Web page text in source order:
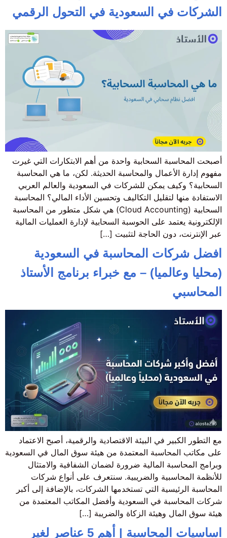
الشركات في السعودية في التحول الرقمي
أصبحت المحاسبة السحابية واحدة من أهم الابتكارات التي غيرت
مفهوم إدارة الأعمال والمحاسبة الحديثة. لكن، ما هي المحاسبة
السحابية؟ وكيف يمكن للشركات في السعودية والعالم العربي
الاستفادة منها لتقليل التكاليف وتحسين الأداء المالي؟ المحاسبة
السحابية (Cloud Accounting) هي شكل متطور من المحاسبة
الإلكترونية يعتمد على الحوسبة السحابية لإدارة العمليات المالية
عبر الإنترنت، دون الحاجة لتثبيت […]
افضل شركات المحاسبة في السعودية
(محليا وعالميا) – مع خبراء برنامج الأستاذ
المحاسبي
مع التطور الكبير في البيئة الاقتصادية والرقمية، أصبح الاعتماد
على مكاتب المحاسبة المعتمدة من هيئة سوق المال في السعودية
وبرامج المحاسبة المالية ضرورة لضمان الشفافية والامتثال
للأنظمة المحاسبية والضريبية. سنتعرف على أنواع شركات
المحاسبة الرئيسية التي تستخدمها الشركات، بالإضافة إلى أكبر
شركات المحاسبة في السعودية وأفضل المكاتب المعتمدة من
هيئة سوق المال وهيئة الزكاة والضريبة […]
اساسيات المحاسبة | أهم 5 عناصر لغير